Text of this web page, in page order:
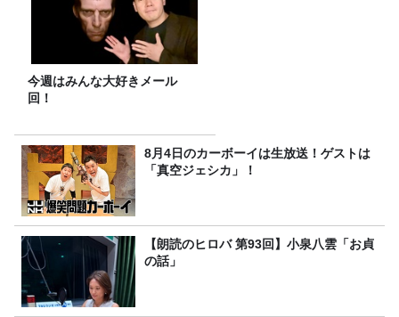
今週はみんな大好きメール
回！
8月4日のカーボーイは生放送！ゲストは
「真空ジェシカ」！
【朗読のヒロバ 第93回】小泉八雲「お貞
の話」